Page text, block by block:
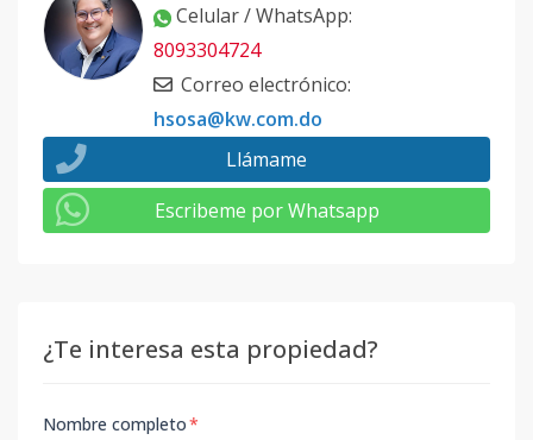
Celular / WhatsApp:
8093304724
Correo electrónico:
hsosa@kw.com.do
Llámame
Escribeme por Whatsapp
¿Te interesa esta propiedad?
Nombre completo*